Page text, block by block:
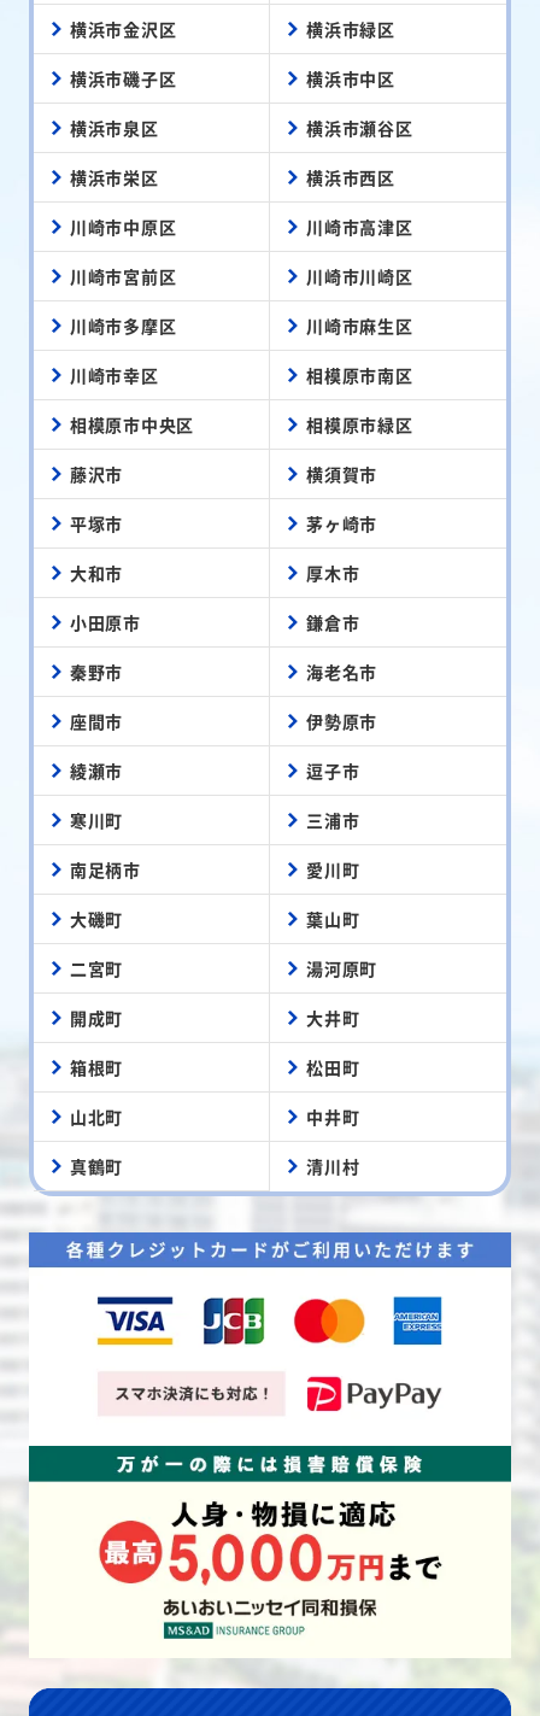
横浜市金沢区 横浜市緑区
横浜市磯子区 横浜市中区
横浜市泉区 横浜市瀬谷区
横浜市栄区 横浜市西区
川崎市中原区 川崎市高津区
川崎市宮前区 川崎市川崎区
川崎市多摩区 川崎市麻生区
川崎市幸区 相模原市南区
相模原市中央区 相模原市緑区
藤沢市 横須賀市
平塚市 茅ヶ崎市
大和市 厚木市
小田原市 鎌倉市
秦野市 海老名市
座間市 伊勢原市
綾瀬市 逗子市
寒川町 三浦市
南足柄市 愛川町
大磯町 葉山町
二宮町 湯河原町
開成町 大井町
箱根町 松田町
山北町 中井町
真鶴町 清川村